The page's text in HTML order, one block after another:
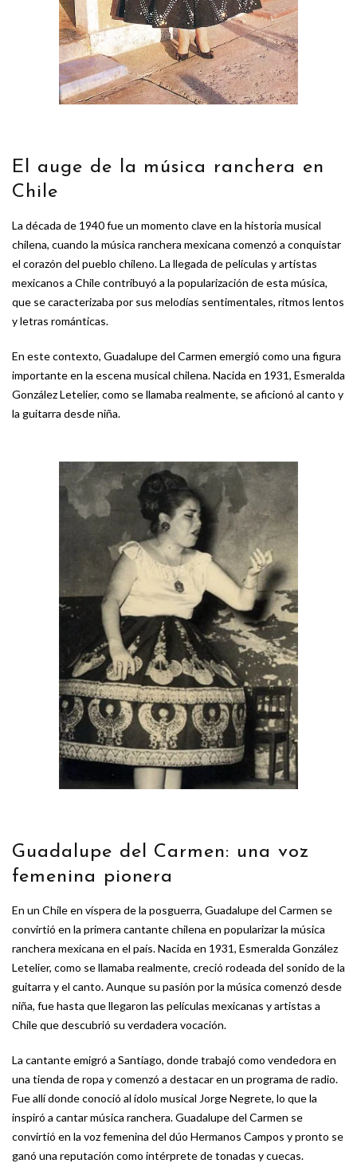
El auge de la música ranchera en
Chile
La década de 1940 fue un momento clave en la historia musical
chilena, cuando la música ranchera mexicana comenzó a conquistar
el corazón del pueblo chileno. La llegada de películas y artistas
mexicanos a Chile contribuyó a la popularización de esta música,
que se caracterizaba por sus melodías sentimentales, ritmos lentos
y letras románticas.
En este contexto, Guadalupe del Carmen emergió como una figura
importante en la escena musical chilena. Nacida en 1931, Esmeralda
González Letelier, como se llamaba realmente, se aficionó al canto y
la guitarra desde niña.
Guadalupe del Carmen: una voz
femenina pionera
En un Chile en víspera de la posguerra, Guadalupe del Carmen se
convirtió en la primera cantante chilena en popularizar la música
ranchera mexicana en el país. Nacida en 1931, Esmeralda González
Letelier, como se llamaba realmente, creció rodeada del sonido de la
guitarra y el canto. Aunque su pasión por la música comenzó desde
niña, fue hasta que llegaron las películas mexicanas y artistas a
Chile que descubrió su verdadera vocación.
La cantante emigró a Santiago, donde trabajó como vendedora en
una tienda de ropa y comenzó a destacar en un programa de radio.
Fue allí donde conoció al ídolo musical Jorge Negrete, lo que la
inspiró a cantar música ranchera. Guadalupe del Carmen se
convirtió en la voz femenina del dúo Hermanos Campos y pronto se
ganó una reputación como intérprete de tonadas y cuecas.